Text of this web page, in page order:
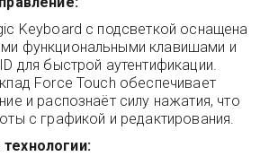
Keyboard с подсветкой оснащена
функциональными клавишами и
для быстрой аутентификации.
Force Touch обеспечивает
и распознаёт силу нажатия, что
с графикой и редактирования.